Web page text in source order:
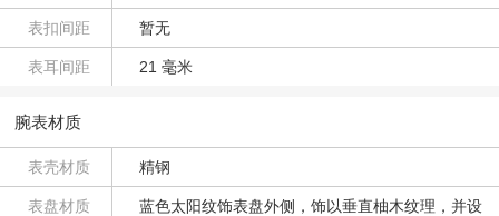
表扣间距 暂无
表耳间距 21 毫米
腕表材质
表壳材质 精钢
表盘材质
蓝色太阳纹饰表盘外侧⁠，饰以垂直柚木纹理⁠，并设